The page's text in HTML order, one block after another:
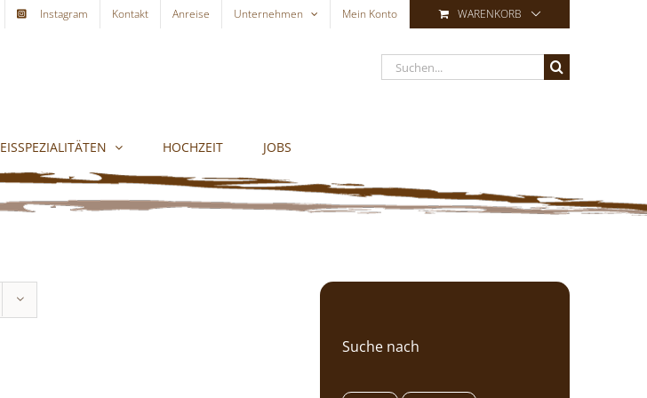
Instagram Kontakt Anreise Unternehmen Mein Konto WARENKORB
Suche
nach:
EISSPEZIALITÄTEN HOCHZEIT JOBS
Suche nach